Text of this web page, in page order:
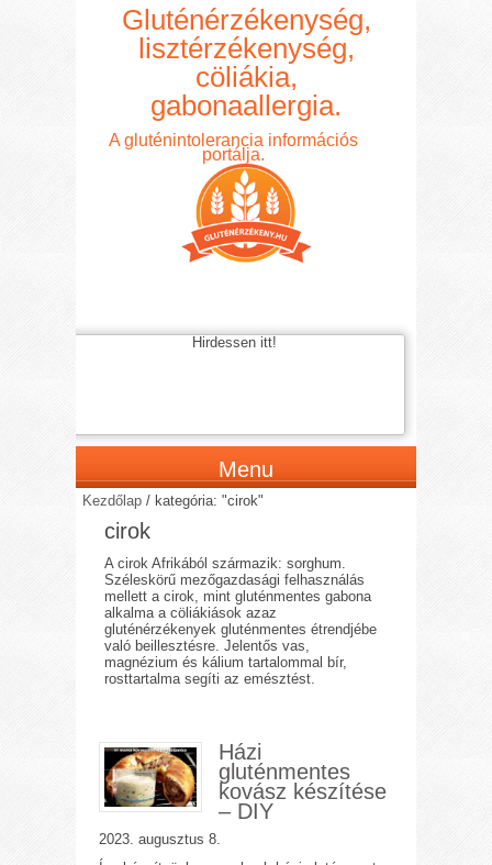
Gluténérzékenység,
lisztérzékenység,
cöliákia,
gabonaallergia.
A gluténintolerancia információs
portálja.
Hirdessen itt!
Menu
Kezdőlap / kategória: "cirok"
cirok
A cirok Afrikából származik: sorghum.
Széleskörű mezőgazdasági felhasználás
mellett a cirok, mint gluténmentes gabona
alkalma a cöliákiások azaz
gluténérzékenyek gluténmentes étrendjébe
való beillesztésre. Jelentős vas,
magnézium és kálium tartalommal bír,
rosttartalma segíti az emésztést.
Házi
gluténmentes
kovász készítése
– DIY
2023. augusztus 8.